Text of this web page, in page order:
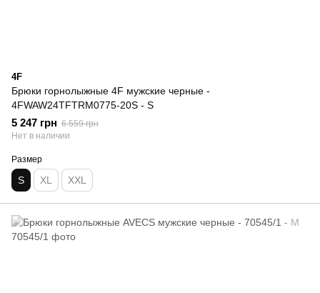
4F
Брюки горнолыжные 4F мужские черные -
4FWAW24TFTRM0775-20S - S
5 247 грн 6 559 грн
Нет в наличии
Размер
S XL XXL